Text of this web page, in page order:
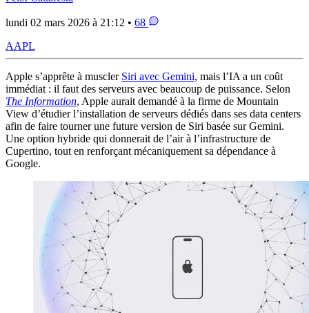
lundi 02 mars 2026 à 21:12 • 68
AAPL
Apple s’apprête à muscler Siri avec Gemini, mais l’IA a un coût
immédiat : il faut des serveurs avec beaucoup de puissance. Selon
The Information, Apple aurait demandé à la firme de Mountain
View d’étudier l’installation de serveurs dédiés dans ses data centers
afin de faire tourner une future version de Siri basée sur Gemini.
Une option hybride qui donnerait de l’air à l’infrastructure de
Cupertino, tout en renforçant mécaniquement sa dépendance à
Google.